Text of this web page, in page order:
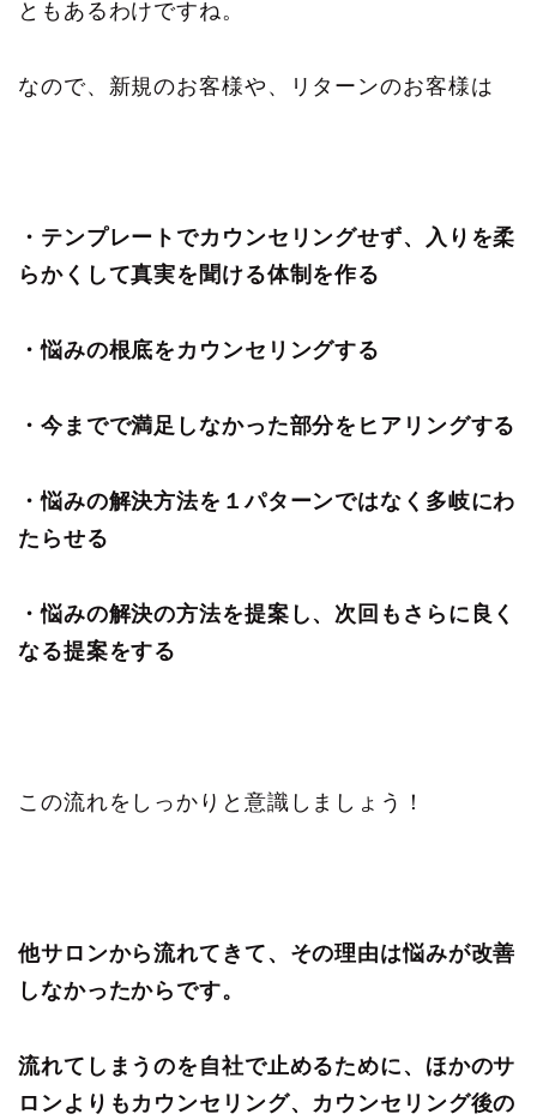
ともあるわけですね。
なので、新規のお客様や、リターンのお客様は
・テンプレートでカウンセリングせず、入りを柔
らかくして真実を聞ける体制を作る
・悩みの根底をカウンセリングする
・今までで満足しなかった部分をヒアリングする
・悩みの解決方法を１パターンではなく多岐にわ
たらせる
・悩みの解決の方法を提案し、次回もさらに良く
なる提案をする
この流れをしっかりと意識しましょう！
他サロンから流れてきて、その理由は悩みが改善
しなかったからです。
流れてしまうのを自社で止めるために、ほかのサ
ロンよりもカウンセリング、カウンセリング後の